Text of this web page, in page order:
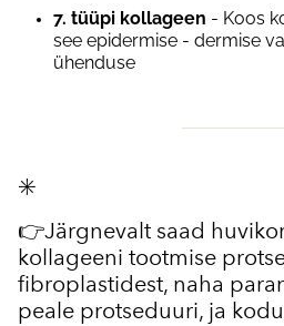
7. tüüpi kollageen - Koos
see epidermise - dermise
ühenduse
✳️
👉Järgnevalt saad
kollageeni tootmise
fibroplastidest, naha
peale protseduuri, ja